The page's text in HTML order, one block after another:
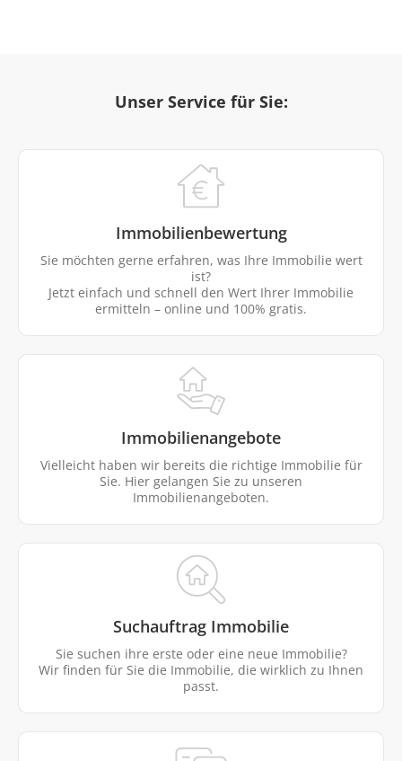
Unser Service für Sie:
Immobilienbewertung
Sie möchten gerne erfahren, was Ihre Immobilie wert
ist?
Jetzt einfach und schnell den Wert Ihrer Immobilie
ermitteln – online und 100% gratis.
Immobilienangebote
Vielleicht haben wir bereits die richtige Immobilie für
Sie. Hier gelangen Sie zu unseren
Immobilienangeboten.
Suchauftrag Immobilie
Sie suchen ihre erste oder eine neue Immobilie?
Wir finden für Sie die Immobilie, die wirklich zu Ihnen
passt.